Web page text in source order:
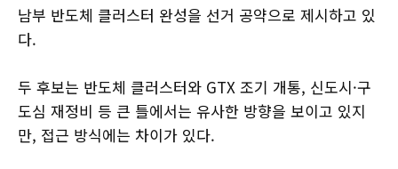
남부 반도체 클러스터 완성을 선거 공약으로 제시하고 있
다.
두 후보는 반도체 클러스터와 GTX 조기 개통, 신도시·구
도심 재정비 등 큰 틀에서는 유사한 방향을 보이고 있지
만, 접근 방식에는 차이가 있다.